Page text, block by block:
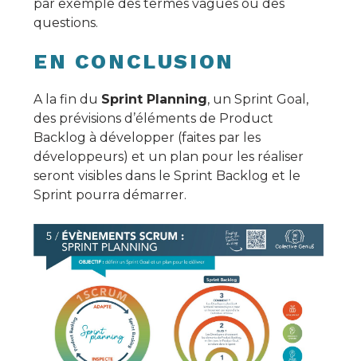
par exemple des termes vagues ou des
questions.
EN CONCLUSION
A la fin du Sprint Planning, un Sprint Goal,
des prévisions d’éléments de Product
Backlog à développer (faites par les
développeurs) et un plan pour les réaliser
seront visibles dans le Sprint Backlog et le
Sprint pourra démarrer.